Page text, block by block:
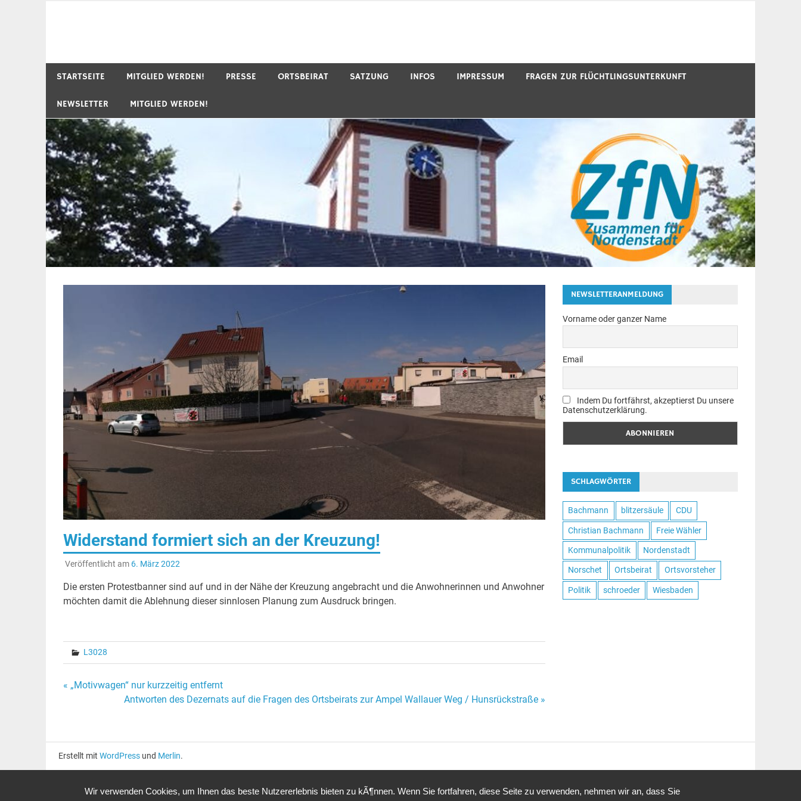
STARTSEITE MITGLIED WERDEN! PRESSE ORTSBEIRAT SATZUNG INFOS IMPRESSUM FRAGEN ZUR FLÜCHTLINGSUNTERKUNFT
NEWSLETTER MITGLIED WERDEN!
Widerstand formiert sich an der Kreuzung!
Veröffentlicht am 6. März 2022
Die ersten Protestbanner sind auf und in der Nähe der Kreuzung angebracht und die Anwohnerinnen und Anwohner
möchten damit die Ablehnung dieser sinnlosen Planung zum Ausdruck bringen.
L3028
Beitragsnavigation
« „Motivwagen“ nur kurzzeitig entfernt
Antworten des Dezernats auf die Fragen des Ortsbeirats zur Ampel Wallauer Weg / Hunsrückstraße »
NEWSLETTERANMELDUNG
Vorname oder ganzer Name
Email
Indem Du fortfährst, akzeptierst Du unsere
Datenschutzerklärung.
SCHLAGWÖRTER
Bachmann blitzersäule CDU
Christian Bachmann Freie Wähler
Kommunalpolitik Nordenstadt
Norschet Ortsbeirat Ortsvorsteher
Politik schroeder Wiesbaden
Erstellt mit WordPress und Merlin.
Wir verwenden Cookies, um Ihnen das beste Nutzererlebnis bieten zu kÃ¶nnen. Wenn Sie fortfahren, diese Seite zu verwenden, nehmen wir an, dass Sie